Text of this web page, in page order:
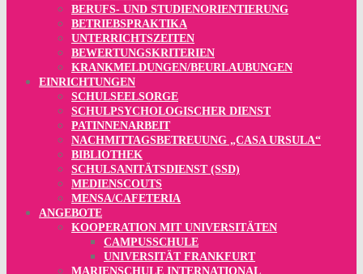
BERUFS- UND STUDIENORIENTIERUNG
BETRIEBSPRAKTIKA
UNTERRICHTSZEITEN
BEWERTUNGSKRITERIEN
KRANKMELDUNGEN/BEURLAUBUNGEN
EINRICHTUNGEN
SCHULSEELSORGE
SCHULPSYCHOLOGISCHER DIENST
PATINNENARBEIT
NACHMITTAGSBETREUUNG „CASA URSULA“
BIBLIOTHEK
SCHULSANITÄTSDIENST (SSD)
MEDIENSCOUTS
MENSA/CAFETERIA
ANGEBOTE
KOOPERATION MIT UNIVERSITÄTEN
CAMPUSSCHULE
UNIVERSITÄT FRANKFURT
MARIENSCHULE INTERNATIONAL